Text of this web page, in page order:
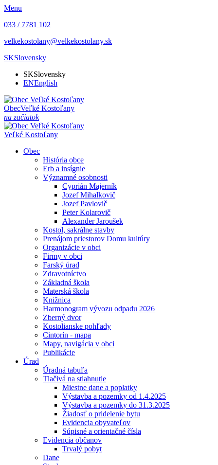
Menu
033 / 7781 102
velkekostolany@velkekostolany.sk
SKSlovensky
SKSlovensky
ENEnglish
ObecVeľké Kostoľany
na začiatok
Veľké Kostoľany
Obec
História obce
Erb a insígnie
Významné osobnosti
Cyprián Majerník
Jozef Mihalkovič
Jozef Pavlovič
Peter Kolarovič
Alexander Jaroušek
Kostol, sakrálne stavby
Prenájom priestorov Domu kultúry
Organizácie v obci
Firmy v obci
Farský úrad
Zdravotníctvo
Základná škola
Materská škola
Knižnica
Harmonogram vývozu odpadu 2026
Zberný dvor
Kostolianske pohľady
Cintorín - mapa
Mapy, navigácia v obci
Publikácie
Úrad
Úradná tabuľa
Tlačivá na stiahnutie
Miestne dane a poplatky
Výstavba a pozemky od 1.4.2025
Výstavba a pozemky do 31.3.2025
Žiadosť o pridelenie bytu
Evidencia obyvateľov
Súpisné a orientačné čísla
Evidencia občanov
Trvalý pobyt
Dane